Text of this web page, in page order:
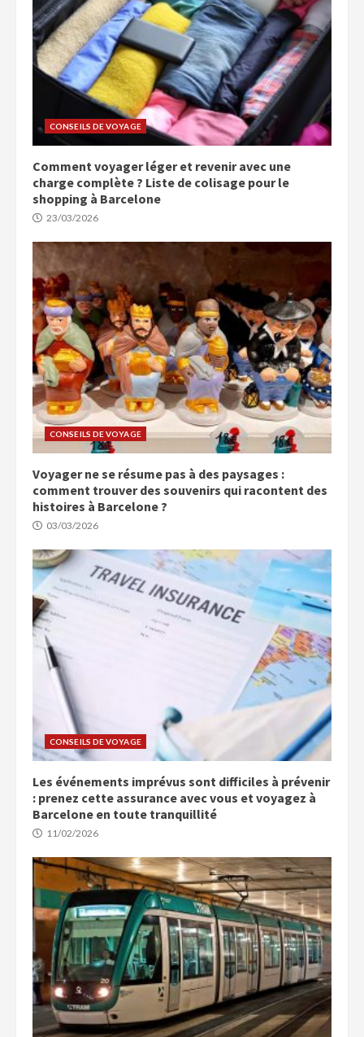
CONSEILS DE VOYAGE
Comment voyager léger et revenir avec une
charge complète ? Liste de colisage pour le
shopping à Barcelone
23/03/2026
CONSEILS DE VOYAGE
Voyager ne se résume pas à des paysages :
comment trouver des souvenirs qui racontent des
histoires à Barcelone ?
03/03/2026
CONSEILS DE VOYAGE
Les événements imprévus sont difficiles à prévenir
: prenez cette assurance avec vous et voyagez à
Barcelone en toute tranquillité
11/02/2026